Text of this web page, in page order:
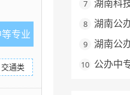
专业
交通类
7
8
9
10